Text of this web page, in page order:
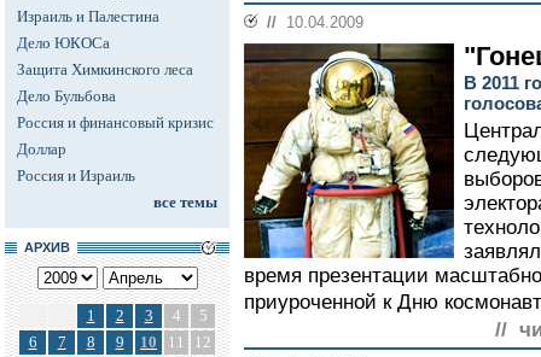
Израиль и Палестина
Дело ЮКОСа
Защита Химкинского леса
Дело Бульбова
Россия и финансовый кризис
Доллар
Россия и Израиль
все темы
АРХИВ
1 2 3 4
5
6
7 8 9 10 11
12
// 10.04.2009
В 2011
время презентации
приуроченной к Дню
//